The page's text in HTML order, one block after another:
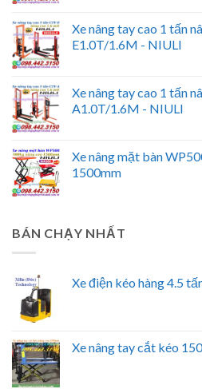
Xe nâng tay cao 1 tấn
E1.0T/1.6M - NIULI
Xe nâng tay cao 1 tấn
A1.0T/1.6M - NIULI
Xe nâng mặt bàn
1500mm
BÁN CHẠY NHẤT
Xe điện kéo hàng 4.5
Xe nâng tay cắt kéo